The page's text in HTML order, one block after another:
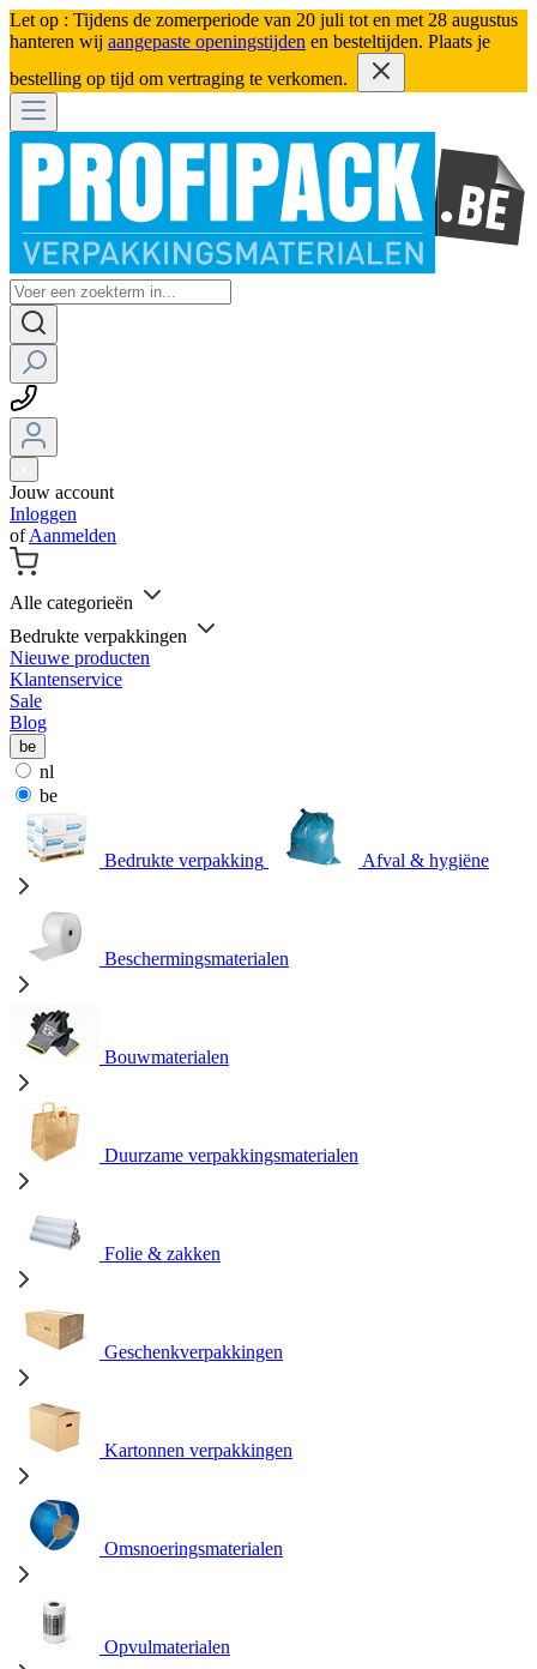
Let op : Tijdens de zomerperiode van 20 juli tot en met 28 augustus
hanteren wij aangepaste openingstijden en besteltijden. Plaats je
bestelling op tijd om vertraging te verkomen.
Jouw account
Inloggen
ofAanmelden
Alle categorieën
Bedrukte verpakkingen
Nieuwe producten
Klantenservice
Sale
Blog
be
nl
be
Bedrukte verpakking Afval & hygiëne
Beschermingsmaterialen
Bouwmaterialen
Duurzame verpakkingsmaterialen
Folie & zakken
Geschenkverpakkingen
Kartonnen verpakkingen
Omsnoeringsmaterialen
Opvulmaterialen